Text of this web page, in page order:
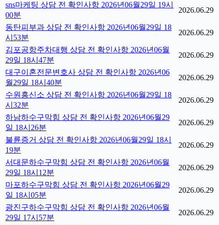
sns마케팅 상담 전 확인사항 2026년06월29일 19시
00분
2026.06.29
동탄피부과 상담 전 확인사항 2026년06월29일 18
시53분
2026.06.29
김포공항주차대행 상담 전 확인사항 2026년06월
29일 18시47분
2026.06.29
대구이혼전문변호사 상담 전 확인사항 2026년06
월29일 18시40분
2026.06.29
수원흥신소 상담 전 확인사항 2026년06월29일 18
시32분
2026.06.29
하남하수구막힘 상담 전 확인사항 2026년06월29
일 18시26분
2026.06.29
불륜증거 상담 전 확인사항 2026년06월29일 18시
19분
2026.06.29
서대문하수구막힘 상담 전 확인사항 2026년06월
29일 18시12분
2026.06.29
마포하수구막힘 상담 전 확인사항 2026년06월29
일 18시05분
2026.06.29
광진구하수구막힘 상담 전 확인사항 2026년06월
29일 17시57분
2026.06.29